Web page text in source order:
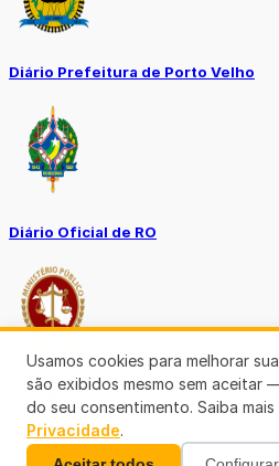
Diário Prefeitura de Porto Velho
Diário Oficial de RO
Transparência RO
Usamos cookies para melhorar
são exibidos mesmo sem aceitar
do seu consentimento. Saiba mais
Privacidade.